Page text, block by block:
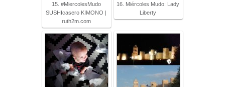
15. #MiercolesMudo
SUSHIcasero KIMONO |
ruth2m.com
16. Miércoles Mudo: Lady
Liberty